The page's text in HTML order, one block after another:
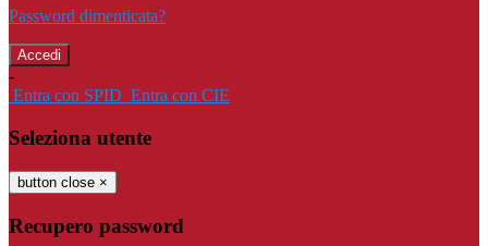
Password dimenticata?
-
Entra con SPID Entra con CIE
Seleziona utente
button close ×
Recupero password